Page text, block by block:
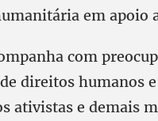
em apoio
com
direitos humanos
ativistas e demais